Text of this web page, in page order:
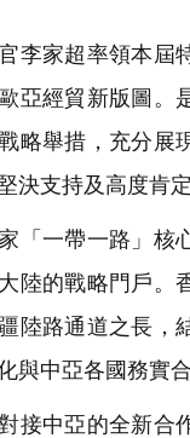
李家超率領本屆
亞經貿新版圖。
略舉措，充分展
決支持及高度肯定
「一帶一路」核
陸的戰略門戶。
陸路通道之長，
與中亞各國務實
接中亞的全新合